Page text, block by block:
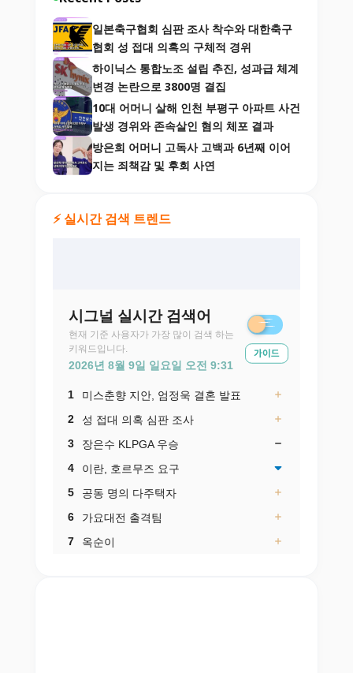
일본축구협회 심판 조사 착수와 대한축구
협회 성 접대 의혹의 구체적 경위
하이닉스 통합노조 설립 추진, 성과급 체계
변경 논란으로 3800명 결집
10대 어머니 살해 인천 부평구 아파트 사건
발생 경위와 존속살인 혐의 체포 결과
방은희 어머니 고독사 고백과 6년째 이어
지는 죄책감 및 후회 사연
⚡ 실시간 검색 트렌드